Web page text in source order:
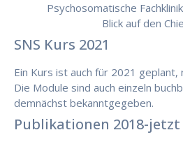
Psychosomatische
Blick auf den
SNS Kurs 2021
Ein Kurs ist auch für 2021
Die Module sind auch einzeln
demnächst bekanntgegeben.
Publikationen 2018-jetzt